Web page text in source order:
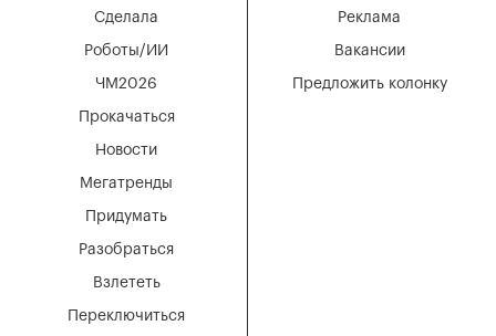
Мегатренды
Придумать
Разобраться
Взлететь
Новости
Переключиться
Сделала
Роботы/ИИ
ЧМ2026
Прокачаться
Вакансии
Реклама
Предложить колонку